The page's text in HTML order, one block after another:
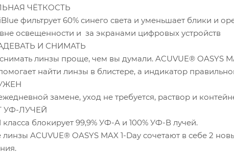
ЧЁТКОСТЬ
фильтрует 60% синего света и уменьшает блики и
освещенности и за экранами цифровых устройств
И СНИМАТЬ
линзы проще, чем вы думали. ACUVUE® OASYS
найти линзы в блистере, а индикатор
замене, уход не требуется, раствор и
УФ-ЛУЧЕЙ
блокирует 99,9% УФ-А и 100% УФ-В лучей.
линзы ACUVUE® OASYS MAX 1-Day сочетают в себе